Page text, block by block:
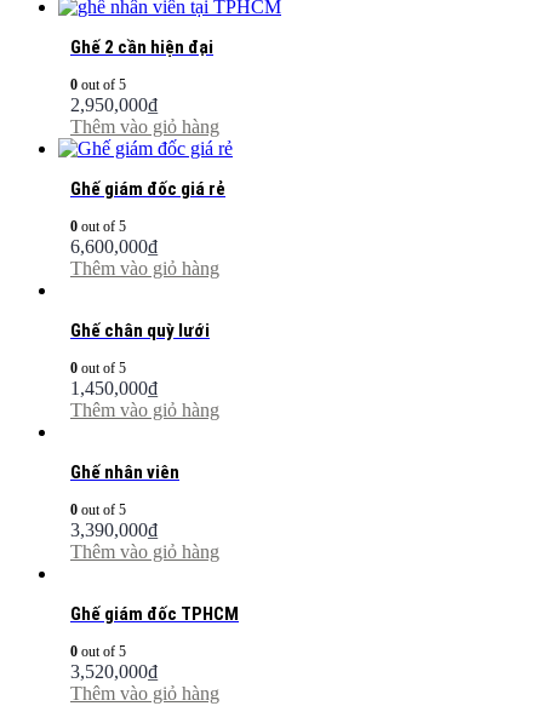
Ghế 2 cần hiện đại
0 out of 5
2,950,000₫
Thêm vào giỏ hàng
Ghế giám đốc giá rẻ
0 out of 5
6,600,000₫
Thêm vào giỏ hàng
Ghế chân quỳ lưới
0 out of 5
1,450,000₫
Thêm vào giỏ hàng
Ghế nhân viên
0 out of 5
3,390,000₫
Thêm vào giỏ hàng
Ghế giám đốc TPHCM
0 out of 5
3,520,000₫
Thêm vào giỏ hàng